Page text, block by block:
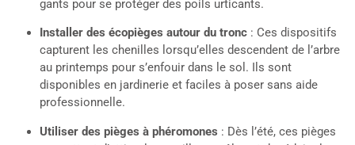
gants pour se protéger des poils urticants.
Installer des écopièges autour du tronc : Ces dispositifs
capturent les chenilles lorsqu’elles descendent de l’arbre
au printemps pour s’enfouir dans le sol. Ils sont
disponibles en jardinerie et faciles à poser sans aide
professionnelle.
Utiliser des pièges à phéromones : Dès l’été, ces pièges